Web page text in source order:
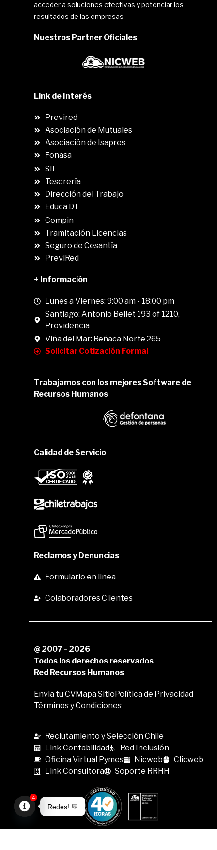
acceder a soluciones efectivas y potenciar los
resultados de las empresas.
Nuestros Partner Oficiales
Link de Interés
Previred
Asociación de Mutuales
Asociación de Isapres
Fonasa
SII
Tesorería
Dirección del Trabajo
Educa DT
Compin
Tramitación Licencias
Seguro de Cesantía
PreviRed
+ Información
Lunes a Viernes: 9:00 am - 18:00 pm
Santiago: Antonio Bellet 193 of 1210,
Providencia
Viña del Mar: Reñaca Norte 265
Solicitar Cotización Formal
Trabajamos con los mejores Software de
Recursos Humanos
Calidad de Servicio
Reclamos y Denuncias
Formulario en linea
Colaboradores Clientes
@ 2007 - 2026
Todos los derechos reservados
Red Recursos Humanos
Envia tu CVMapa SitioPolítica de Privacidad
Términos y Condiciones
Reclutamiento y Selección Chile
Link Contabilidad
Red Inclusión
Oficina Virtual Pymes
Nicweb
Clicweb
Link Consultora
Soporte RRHH
Redes! 💬
4